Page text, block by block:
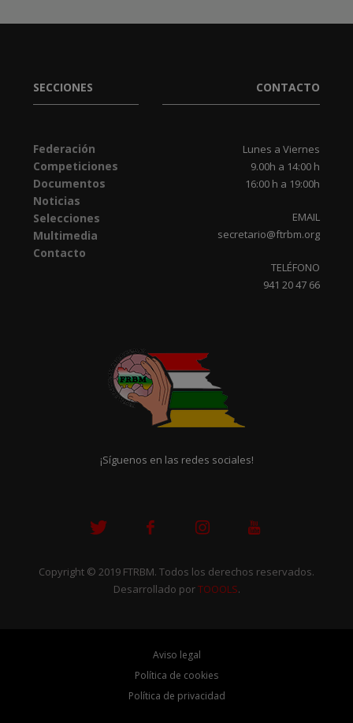
SECCIONES
Federación
Competiciones
Documentos
Noticias
Selecciones
Multimedia
Contacto
CONTACTO
Lunes a Viernes
9.00h a 14:00 h
16:00 h a 19:00h
EMAIL
secretario@ftrbm.org
TELÉFONO
941 20 47 66
¡Síguenos en las redes sociales!
Copyright © 2019 FTRBM. Todos los derechos reservados.
Desarrollado porTOOOLS.
Aviso legal
Política de cookies
Política de privacidad